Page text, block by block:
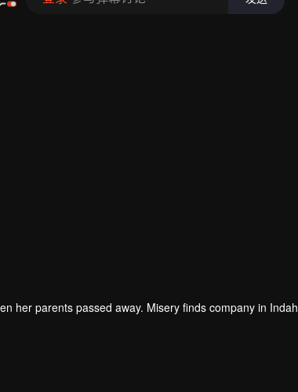
her parents passed away. Misery finds company in Indah